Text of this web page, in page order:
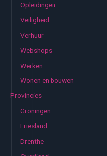
Opleidingen
Veiligheid
Verhuur
Webshops
Werken
Wonen en bouwen
Provincies
Groningen
Friesland
Drenthe